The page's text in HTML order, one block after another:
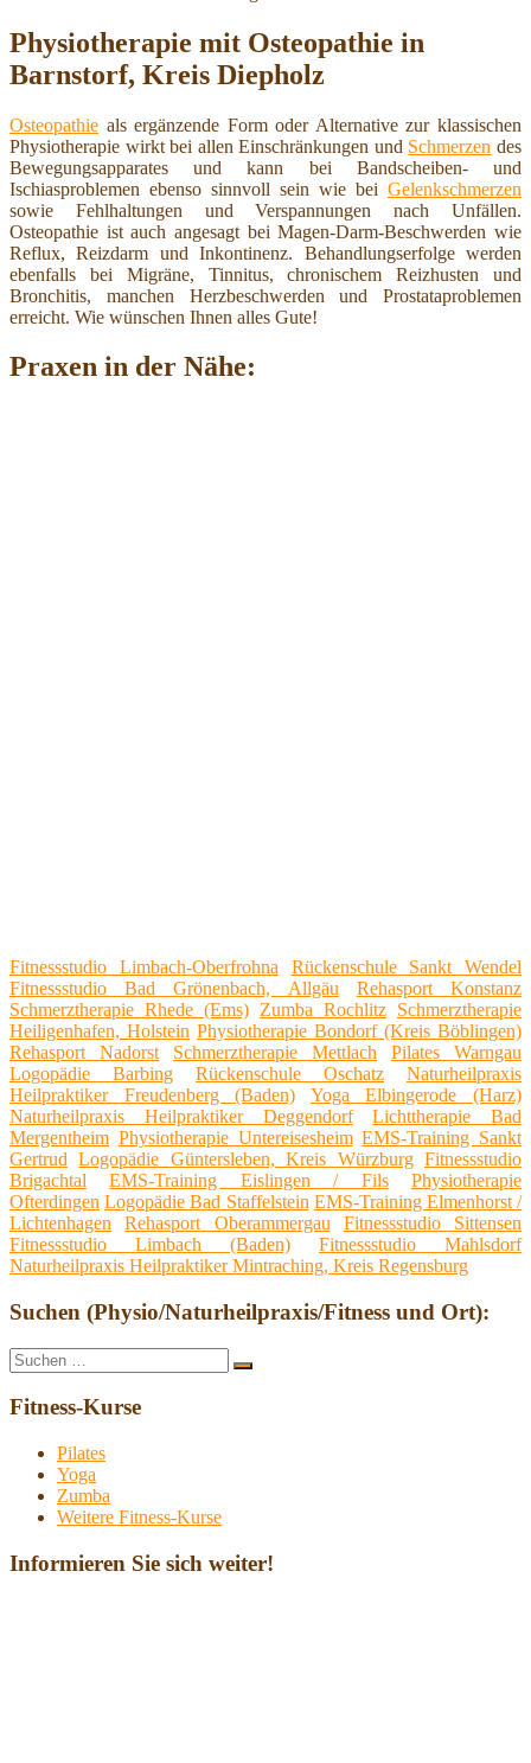
Physiotherapie mit Osteopathie in
Barnstorf, Kreis Diepholz
Osteopathie als ergänzende Form oder Alternative zur klassischen
Physiotherapie wirkt bei allen Einschränkungen und Schmerzen des
Bewegungsapparates und kann bei Bandscheiben- und
Ischiasproblemen ebenso sinnvoll sein wie bei Gelenkschmerzen
sowie Fehlhaltungen und Verspannungen nach Unfällen.
Osteopathie ist auch angesagt bei Magen-Darm-Beschwerden wie
Reflux, Reizdarm und Inkontinenz. Behandlungserfolge werden
ebenfalls bei Migräne, Tinnitus, chronischem Reizhusten und
Bronchitis, manchen Herzbeschwerden und Prostataproblemen
erreicht. Wie wünschen Ihnen alles Gute!
Praxen in der Nähe:
Fitnessstudio Limbach-Oberfrohna
Rückenschule Sankt Wendel
Fitnessstudio Bad Grönenbach, Allgäu
Rehasport Konstanz
Schmerztherapie Rhede (Ems) Zumba Rochlitz Schmerztherapie
Heiligenhafen, Holstein Physiotherapie Bondorf (Kreis Böblingen)
Rehasport Nadorst
Schmerztherapie Mettlach
Pilates Warngau
Logopädie Barbing
Rückenschule Oschatz
Naturheilpraxis
Heilpraktiker Freudenberg (Baden)
Yoga Elbingerode (Harz)
Naturheilpraxis Heilpraktiker Deggendorf
Lichttherapie Bad
Mergentheim Physiotherapie Untereisesheim EMS-Training Sankt
Gertrud
Logopädie Güntersleben, Kreis Würzburg Fitnessstudio
Brigachtal
EMS-Training Eislingen / Fils
Physiotherapie
Ofterdingen Logopädie Bad Staffelstein EMS-Training Elmenhorst /
Lichtenhagen
Rehasport Oberammergau
Fitnessstudio Sittensen
Fitnessstudio Limbach (Baden)
Fitnessstudio Mahlsdorf
Naturheilpraxis Heilpraktiker Mintraching, Kreis Regensburg
Suchen (Physio/Naturheilpraxis/Fitness und Ort):
Suche
nach:
Suchen
Fitness-Kurse
Pilates
Yoga
Zumba
Weitere Fitness-Kurse
Informieren Sie sich weiter!